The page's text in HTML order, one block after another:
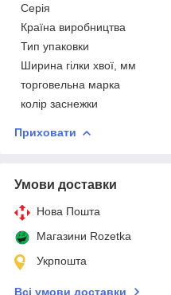
Серія
Країна виробництва
Тип упаковки
Ширина гілки хвої, мм
торговельна марка
колір заснежки
Приховати
Умови доставки
Нова Пошта
Магазини Rozetka
Укрпошта
Всі умови доставки